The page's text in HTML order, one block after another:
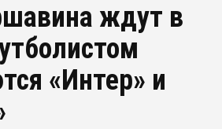
ждут в
«Интер» и